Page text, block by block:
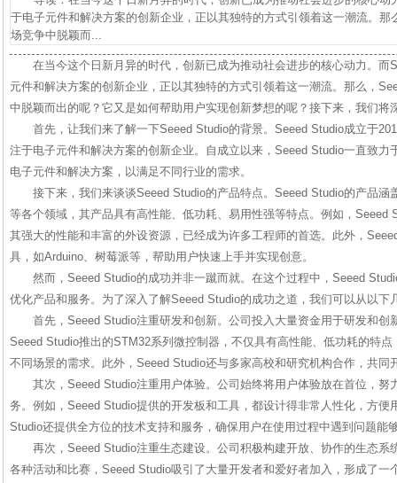
于电子元件和解决方案的创新企业，正以其独特的方式引领着这一潮流。
场竞争中脱颖而...
在当今这个日新月异的时代，创新已成为推动社会进步的核心动力。而
元件和解决方案的创新企业，正以其独特的方式引领着这一潮流。那么，
中脱颖而出的呢？它又是如何帮助用户实现创新梦想的呢？接下来，我们将
首先，让我们来了解一下Seeed Studio的背景。Seeed Studio成立于
注于电子元件和解决方案的创新企业。自成立以来，Seeed Studio一直致力
电子元件和解决方案，以满足不同行业的需求。
接下来，我们来谈谈Seeed Studio的产品特点。Seeed Studio的产品涵
等各个领域，其产品具有高性能、低功耗、易用性强等特点。例如，Seeed
其强大的性能和丰富的外设资源，已经成为许多工程师的首选。此外，
具，如Arduino、树莓派等，帮助用户快速上手并实现创意。
然而，Seeed Studio的成功并非一蹴而就。在这个过程中，Seeed
优化产品和服务。为了深入了解Seeed Studio的成功之道，我们可以从以下
首先，Seeed Studio注重研发和创新。公司投入大量资金用于研发和创
Seeed Studio推出的STM32系列微控制器，不仅具有高性能、低功耗的特
不同场景的需求。此外，Seeed Studio还与多家高校和研究机构合作，共同
其次，Seeed Studio注重用户体验。公司始终将用户体验放在首位，努
务。例如，Seeed Studio提供的开发板和工具，都设计得非常人性化，方便
Studio还提供全方位的技术支持和服务，确保用户在使用过程中遇到问题能
再次，Seeed Studio注重生态建设。公司积极构建开放、协作的生态系
各种活动和比赛，Seeed Studio吸引了大量开发者和爱好者加入，形成了一